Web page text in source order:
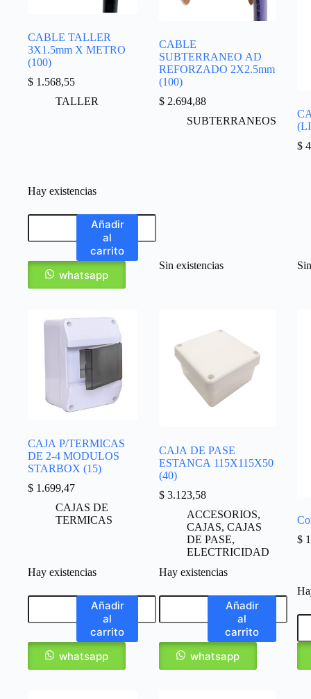
CABLE TALLER
3X1.5mm X METRO
(100)
$ 1.568,55
TALLER
Hay existencias
Añadir
al
carrito
whatsapp
CABLE
SUBTERRANEO AD
REFORZADO 2X2.5mm
(100)
$ 2.694,88
SUBTERRANEOS
Sin existencias
$
CAJA P/TERMICAS
DE 2-4 MODULOS
STARBOX (15)
$ 1.699,47
CAJAS DE
TERMICAS
Hay existencias
Añadir
al
carrito
whatsapp
CAJA DE PASE
ESTANCA 115X115X50
(40)
$ 3.123,58
ACCESORIOS,
CAJAS, CAJAS
DE PASE,
ELECTRICIDAD
Hay existencias
Añadir
al
carrito
whatsapp
$